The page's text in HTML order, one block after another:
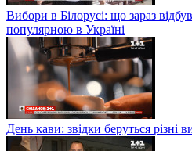
Вибори в Білорусі: що зараз
популярною в Україні
День кави: звідки беруться різні